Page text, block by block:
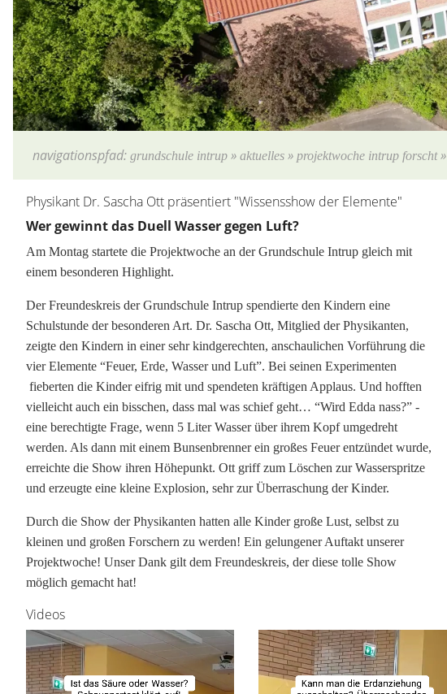
navigationspfad: grundschule intrup » aktuelles » projektwoche intrup forscht»
zur Randspalte springen
Physikant Dr. Sascha Ott präsentiert "Wissensshow der Elemente"
Wer gewinnt das Duell Wasser gegen Luft?
Am Montag startete die Projektwoche an der Grundschule Intrup gleich mit
einem besonderen Highlight.
Der Freundeskreis der Grundschule Intrup spendierte den Kindern eine
Schulstunde der besonderen Art. Dr. Sascha Ott, Mitglied der Physikanten,
zeigte den Kindern in einer sehr kindgerechten, anschaulichen Vorführung die
vier Elemente “Feuer, Erde, Wasser und Luft”. Bei seinen Experimenten
fieberten die Kinder eifrig mit und spendeten kräftigen Applaus. Und hofften
vielleicht auch ein bisschen, dass mal was schief geht… “Wird Edda nass?” -
eine berechtigte Frage, wenn 5 Liter Wasser über ihrem Kopf umgedreht
werden. Als dann mit einem Bunsenbrenner ein großes Feuer entzündet wurde,
erreichte die Show ihren Höhepunkt. Ott griff zum Löschen zur Wasserspritze
und erzeugte eine kleine Explosion, sehr zur Überraschung der Kinder.
Durch die Show der Physikanten hatten alle Kinder große Lust, selbst zu
kleinen und großen Forschern zu werden! Ein gelungener Auftakt unserer
Projektwoche! Unser Dank gilt dem Freundeskreis, der diese tolle Show
möglich gemacht hat!
Videos